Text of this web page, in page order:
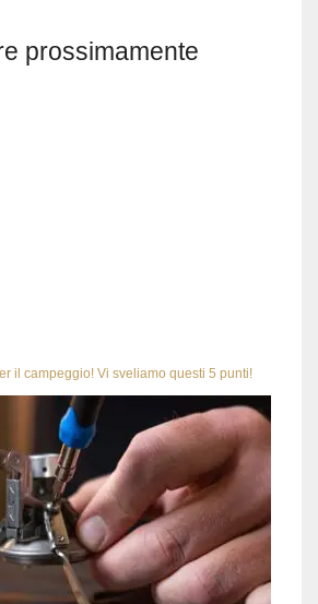
prossimamente
il campeggio! Vi sveliamo questi 5 punti!